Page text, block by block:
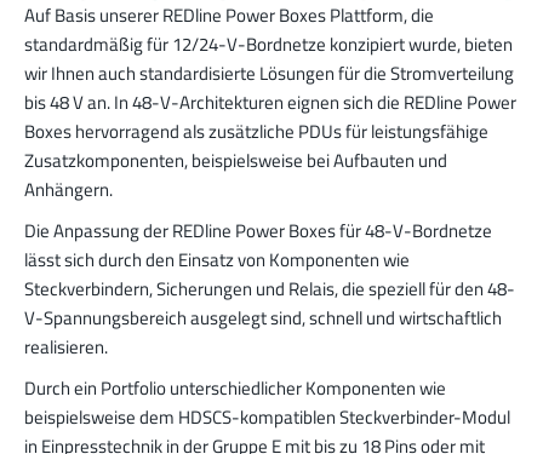
Auf Basis unserer REDline Power Boxes Plattform, die
standardmäßig für 12/24-V-Bordnetze konzipiert wurde, bieten
wir Ihnen auch standardisierte Lösungen für die Stromverteilung
bis 48 V an. In 48-V-Architekturen eignen sich die REDline Power
Boxes hervorragend als zusätzliche PDUs für leistungsfähige
Zusatzkomponenten, beispielsweise bei Aufbauten und
Anhängern.
Die Anpassung der REDline Power Boxes für 48-V-Bordnetze
lässt sich durch den Einsatz von Komponenten wie
Steckverbindern, Sicherungen und Relais, die speziell für den 48-
V-Spannungsbereich ausgelegt sind, schnell und wirtschaftlich
realisieren.
Durch ein Portfolio unterschiedlicher Komponenten wie
beispielsweise dem HDSCS-kompatiblen Steckverbinder-Modul
in Einpresstechnik in der Gruppe E mit bis zu 18 Pins oder mit